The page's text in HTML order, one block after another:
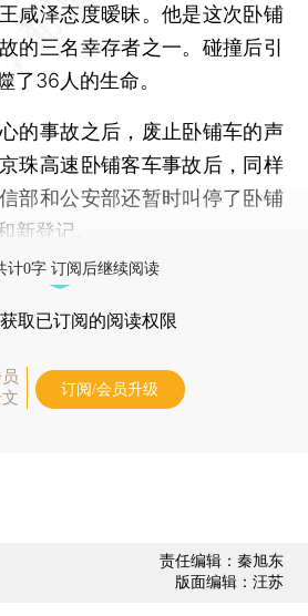
咸泽态度暧昧。他是这次卧铺
的三名幸存者之一。碰撞后引
了36人的生命。
事故之后，废止卧铺车的声
珠高速卧铺客车事故后，同样
部和公安部还暂时叫停了卧铺
新登记。
计0字 订阅后继续阅读
取已订阅的阅读权限
订阅/会员升级
责任编辑：秦旭东
版面编辑：汪苏